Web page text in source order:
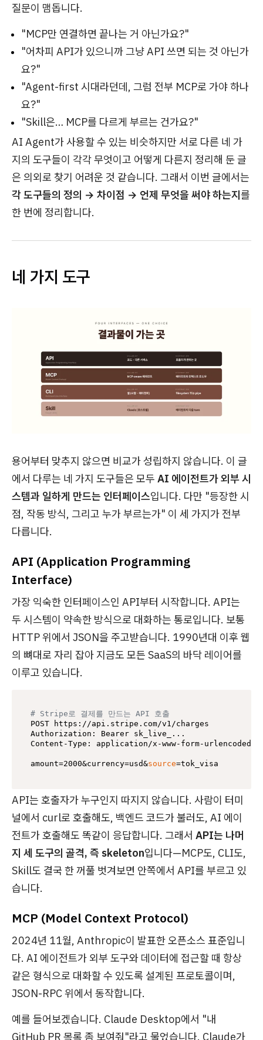
질문이 맴돕니다.
"MCP만 연결하면 끝나는 거 아닌가요?"
"어차피 API가 있으니까 그냥 API 쓰면 되는 것 아닌가
요?"
"Agent-first 시대라던데, 그럼 전부 MCP로 가야 하나
요?"
"Skill은… MCP를 다르게 부르는 건가요?"
AI Agent가 사용할 수 있는 비슷하지만 서로 다른 네 가
지의 도구들이 각각 무엇이고 어떻게 다른지 정리해 둔 글
은 의외로 찾기 어려운 것 같습니다. 그래서 이번 글에서는
각 도구들의 정의 → 차이점 → 언제 무엇을 써야 하는지를
한 번에 정리합니다.
네 가지 도구
용어부터 맞추지 않으면 비교가 성립하지 않습니다. 이 글
에서 다루는 네 가지 도구들은 모두 AI 에이전트가 외부 시
스템과 일하게 만드는 인터페이스입니다. 다만 "등장한 시
점, 작동 방식, 그리고 누가 부르는가" 이 세 가지가 전부
다릅니다.
API (Application Programming
Interface)
가장 익숙한 인터페이스인 API부터 시작합니다. API는
두 시스템이 약속한 방식으로 대화하는 통로입니다. 보통
HTTP 위에서 JSON을 주고받습니다. 1990년대 이후 웹
의 뼈대로 자리 잡아 지금도 모든 SaaS의 바닥 레이어를
이루고 있습니다.
# Stripe로 결제를 만드는 API 호출
POST https://api.stripe.com/v1/charges
Authorization: Bearer sk_live_...
Content-Type: application/x-www-form-urlencoded
amount=2000&currency=usd&source
API는 호출자가 누구인지 따지지 않습니다. 사람이 터미
널에서 curl로 호출해도, 백엔드 코드가 불러도, AI 에이
전트가 호출해도 똑같이 응답합니다. 그래서 API는 나머
지 세 도구의 골격, 즉 skeleton입니다—MCP도, CLI도,
Skill도 결국 한 꺼풀 벗겨보면 안쪽에서 API를 부르고 있
습니다.
MCP (Model Context Protocol)
2024년 11월, Anthropic이 발표한 오픈소스 표준입니
다. AI 에이전트가 외부 도구와 데이터에 접근할 때 항상
같은 형식으로 대화할 수 있도록 설계된 프로토콜이며,
JSON-RPC 위에서 동작합니다.
예를 들어보겠습니다. Claude Desktop에서 "내
GitHub PR 목록 좀 보여줘"라고 물었습니다. Claude가